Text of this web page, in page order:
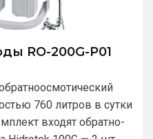
RO-200G-P01
760 литров в сутки
входят обратно-